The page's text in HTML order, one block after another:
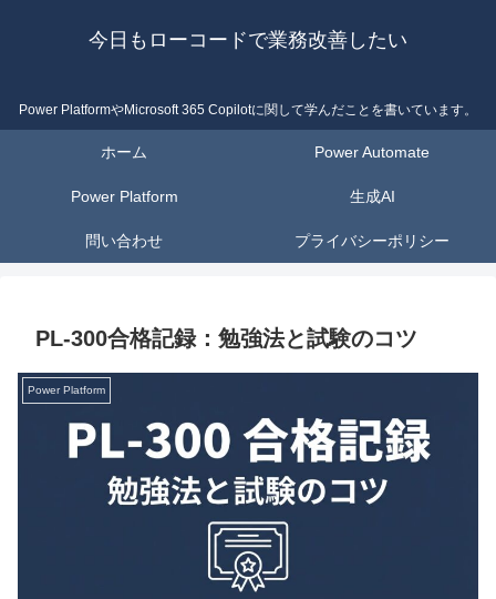
今日もローコードで業務改善したい
Power PlatformやMicrosoft 365 Copilotに関して学んだことを書いています。
ホーム Power Automate
Power Platform 生成AI
問い合わせ プライバシーポリシー
PL-300合格記録：勉強法と試験のコツ
Power Platform